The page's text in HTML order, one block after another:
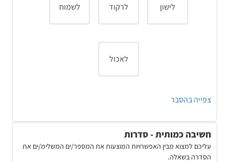
לישון לרקוד לשמוח
לאכול
צפייה בהסבר
האות השלישית של המילה החמישית במשפט (השלישית)
חשיבה כמותית - סדרות
עליכם למצוא מבין האפשרויות המוצעות את המספר/ים המשלימ/ים את
הסדרה בשאלה.